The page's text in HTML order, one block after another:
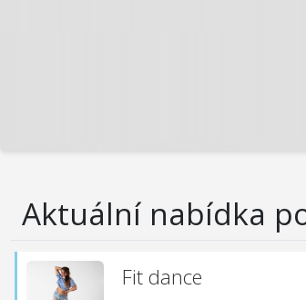
Aktuální nabídka
Fit dance